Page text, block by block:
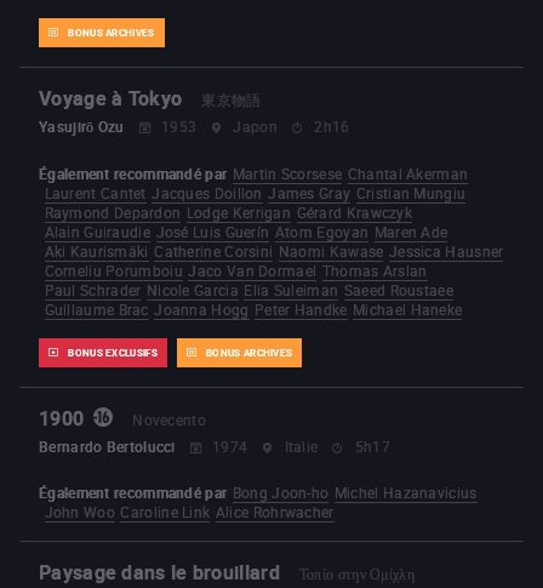
BONUS ARCHIVES
Voyage à Tokyo
東京物語
Yasujirō Ozu
1953 Japon 2h16
BONUS EXCLUSIFS BONUS ARCHIVES
Également recommandé par Martin Scorsese Chantal Akerman
Laurent Cantet Jacques Doillon James Gray Cristian Mungiu
Raymond Depardon Lodge Kerrigan Gérard Krawczyk
Alain Guiraudie José Luis Guerín Atom Egoyan Maren Ade
Aki Kaurismäki Catherine Corsini Naomi Kawase Jessica Hausner
Corneliu Porumboiu Jaco Van Dormael Thomas Arslan
Paul Schrader Nicole Garcia Elia Suleiman Saeed Roustaee
Guillaume Brac Joanna Hogg Peter Handke Michael Haneke
1900
Novecento
Bernardo Bertolucci
1974 Italie 5h17
Également recommandé par Bong Joon-ho Michel Hazanavicius
John Woo Caroline Link Alice Rohrwacher
Paysage dans le brouillard
Τοπίο στην Ομίχλη